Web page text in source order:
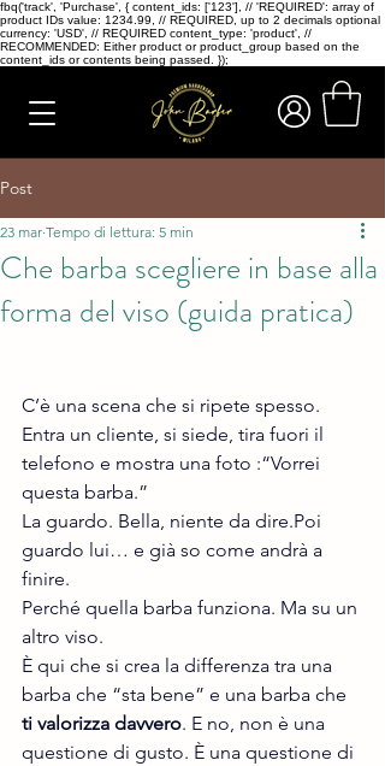
fbq('track', 'Purchase', { content_ids: ['123'], // 'REQUIRED': array of
product IDs value: 1234.99, // REQUIRED, up to 2 decimals optional
currency: 'USD', // REQUIRED content_type: 'product', //
RECOMMENDED: Either product or product_group based on the
content_ids or contents being passed. });
Post
Che barba scegliere in base alla
forma del viso (guida pratica)
23 mar Tempo di lettura: 5 min
C’è una scena che si ripete spesso.
Entra un cliente, si siede, tira fuori il
telefono e mostra una foto :“Vorrei
questa barba.”
La guardo. Bella, niente da dire.Poi
guardo lui… e già so come andrà a
finire.
Perché quella barba funziona. Ma su un
altro viso.
È qui che si crea la differenza tra una
barba che “sta bene” e una barba che
ti valorizza davvero. E no, non è una
questione di gusto. È una questione di